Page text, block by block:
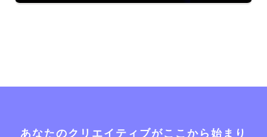
あなたのクリエイティブがここから始まり